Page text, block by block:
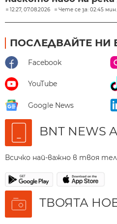
12:27, 07.08.2026 Чете се за: 02:45 мин.
ПОСЛЕДВАЙТЕ НИ
Facebook
YouTube
Google News
BNT NEWS
Всичко най-важно в твоя
ТВОЯТА